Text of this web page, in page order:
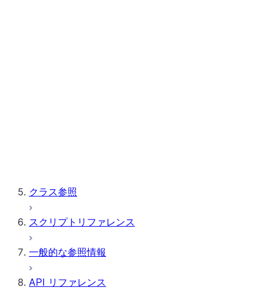
クラス参照
スクリプトリファレンス
一般的な参照情報
API リファレンス